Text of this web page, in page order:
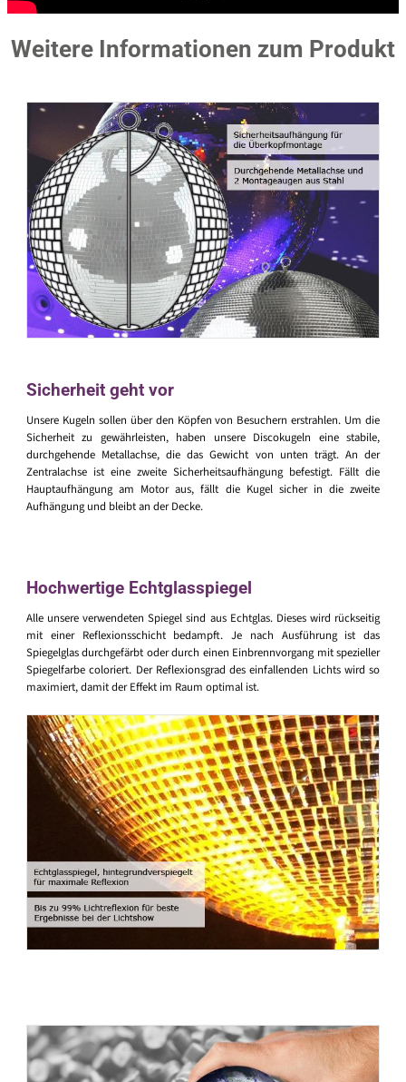
Weitere Informationen zum Produkt
Sicherheit geht vor
Unsere Kugeln sollen über den Köpfen von Besuchern erstrahlen. Um die
Sicherheit zu gewährleisten, haben unsere Discokugeln eine stabile,
durchgehende Metallachse, die das Gewicht von unten trägt. An der
Zentralachse ist eine zweite Sicherheitsaufhängung befestigt. Fällt die
Hauptaufhängung am Motor aus, fällt die Kugel sicher in die zweite
Aufhängung und bleibt an der Decke.
Hochwertige Echtglasspiegel
Alle unsere verwendeten Spiegel sind aus Echtglas. Dieses wird rückseitig
mit einer Reflexionsschicht bedampft. Je nach Ausführung ist das
Spiegelglas durchgefärbt oder durch einen Einbrennvorgang mit spezieller
Spiegelfarbe coloriert. Der Reflexionsgrad des einfallenden Lichts wird so
maximiert, damit der Effekt im Raum optimal ist.